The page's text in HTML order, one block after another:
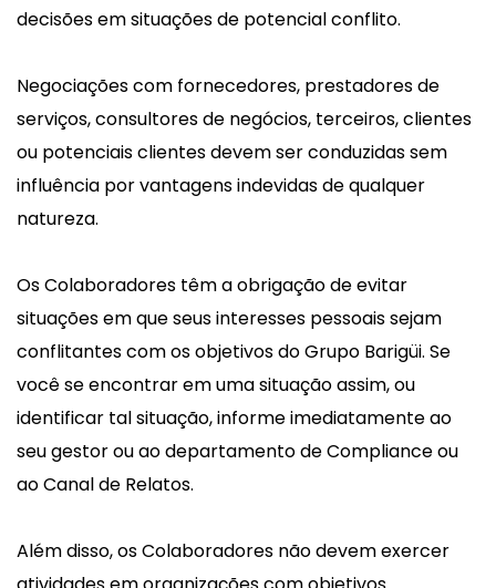
decisões em situações de potencial conflito.
Negociações com fornecedores, prestadores de
serviços, consultores de negócios, terceiros, clientes
ou potenciais clientes devem ser conduzidas sem
influência por vantagens indevidas de qualquer
natureza.
Os Colaboradores têm a obrigação de evitar
situações em que seus interesses pessoais sejam
conflitantes com os objetivos do Grupo Barigüi. Se
você se encontrar em uma situação assim, ou
identificar tal situação, informe imediatamente ao
seu gestor ou ao departamento de Compliance ou
ao Canal de Relatos.
Além disso, os Colaboradores não devem exercer